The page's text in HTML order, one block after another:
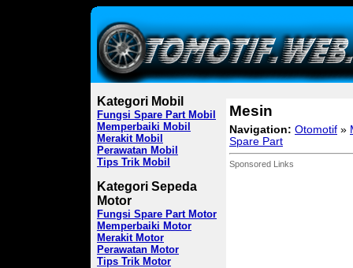
Kategori Mobil
Fungsi Spare Part Mobil
Memperbaiki Mobil
Merakit Mobil
Perawatan Mobil
Tips Trik Mobil
Kategori Sepeda
Motor
Fungsi Spare Part Motor
Memperbaiki Motor
Merakit Motor
Perawatan Motor
Tips Trik Motor
Mesin
Navigation: Otomotif »
Spare Part
Sponsored Links